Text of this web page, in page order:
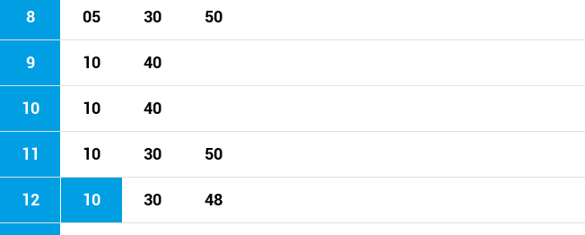
8 05 30 50
9 10 40
10 10 40
11 10 30 50
12 10 30 48